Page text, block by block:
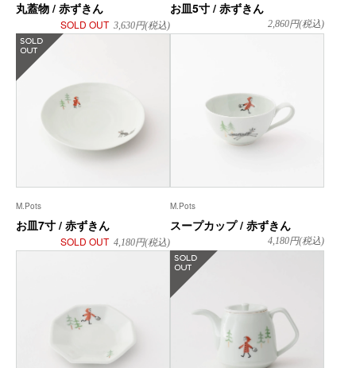
丸蓋物 / 赤ずきん
SOLD OUT 3,630円(税込)
お皿5寸 / 赤ずきん
2,860円(税込)
M.Pots
お皿7寸 / 赤ずきん
SOLD OUT 4,180円(税込)
M.Pots
スープカップ / 赤ずきん
4,180円(税込)